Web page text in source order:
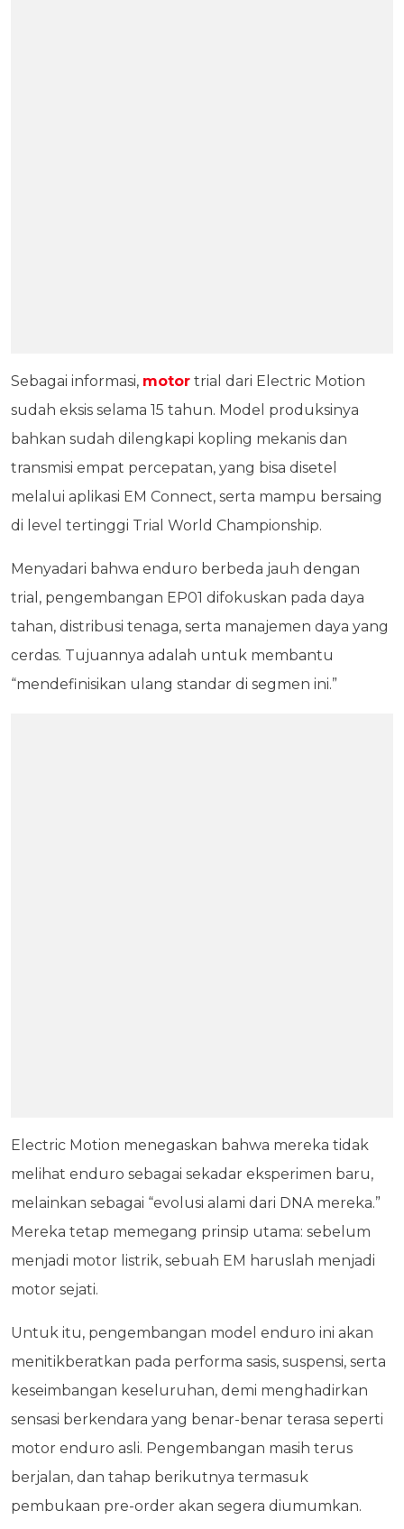
Sebagai informasi, motor trial dari Electric Motion
sudah eksis selama 15 tahun. Model produksinya
bahkan sudah dilengkapi kopling mekanis dan
transmisi empat percepatan, yang bisa disetel
melalui aplikasi EM Connect, serta mampu bersaing
di level tertinggi Trial World Championship.
Menyadari bahwa enduro berbeda jauh dengan
trial, pengembangan EP01 difokuskan pada daya
tahan, distribusi tenaga, serta manajemen daya yang
cerdas. Tujuannya adalah untuk membantu
“mendefinisikan ulang standar di segmen ini.”
Electric Motion menegaskan bahwa mereka tidak
melihat enduro sebagai sekadar eksperimen baru,
melainkan sebagai “evolusi alami dari DNA mereka.”
Mereka tetap memegang prinsip utama: sebelum
menjadi motor listrik, sebuah EM haruslah menjadi
motor sejati.
Untuk itu, pengembangan model enduro ini akan
menitikberatkan pada performa sasis, suspensi, serta
keseimbangan keseluruhan, demi menghadirkan
sensasi berkendara yang benar-benar terasa seperti
motor enduro asli. Pengembangan masih terus
berjalan, dan tahap berikutnya termasuk
pembukaan pre-order akan segera diumumkan.